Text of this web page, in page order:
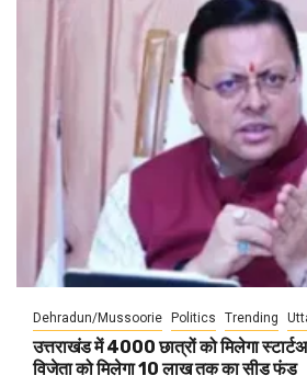
Dehradun/Mussoorie Politics Trending
उत्तराखंड में 4000 छात्रों को मिलेगा
विजेता को मिलेगा 10 लाख तक का सीड फंड